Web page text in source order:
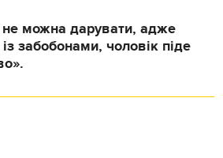
можна дарувати, адже
із забобонами, чоловік піде